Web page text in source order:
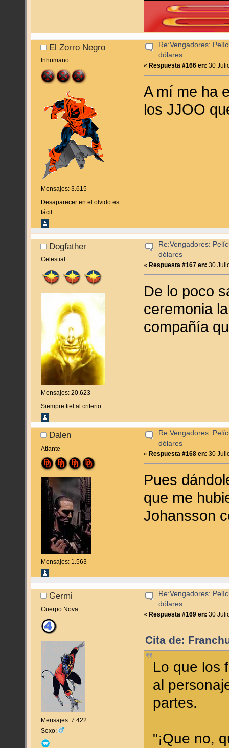
El Zorro Negro
Inhumano
Mensajes: 3.615
Desaparecer en el olvido es
fácil.
Re:Vengadores:
dólares
« Respuesta #166 en: 30
A mí me ha
los JJOO
Dogfather
Celestial
Mensajes: 20.623
Siempre fiel al criterio
Re:Vengadores:
dólares
«Respuesta #167 en: 30
De lo poco
ceremonia
compañía
Dalen
Atlante
Mensajes: 1.563
Re:Vengadores:
dólares
«Respuesta #168 en: 30
Pues
que me
Johansson
Germi
Cuerpo Nova
Mensajes: 7.422
Sexo:
Re:Vengadores:
dólares
«Respuesta #169 en: 30
Cita de:
Lo que los
al
partes.
"¡Que no,